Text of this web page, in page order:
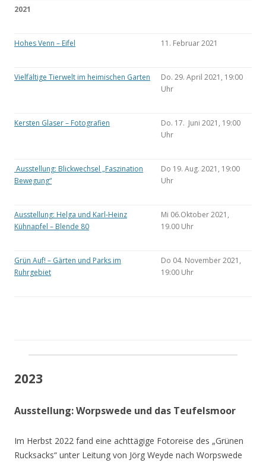
2021
Hohes Venn – Eifel 11. Februar 2021
Vielfältige Tierwelt im heimischen Garten
Do. 29. April 2021, 19:00
Uhr
Kersten Glaser – Fotografien
Do. 17. Juni 2021, 19:00
Uhr
Ausstellung: Blickwechsel „Faszination
Bewegung“
Do 19. Aug. 2021, 19:00
Uhr
Ausstellung: Helga und Karl-Heinz
Kühnapfel – Blende 80
Mi 06.Oktober 2021,
19.00 Uhr
Grün Auf! – Gärten und Parks im
Ruhrgebiet
Do 04. November 2021,
19:00 Uhr
2023
Ausstellung: Worpswede und das Teufelsmoor
Im Herbst 2022 fand eine achttägige Fotoreise des „Grünen
Rucksacks“ unter Leitung von Jörg Weyde nach Worpswede